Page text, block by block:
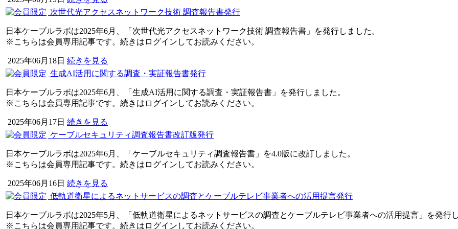
次世代光アクセスネットワーク技術 調査報告書発行
日本ケーブルラボは2025年6月、「次世代光アクセスネットワーク技術 調査報告書」を発行しました。
※こちらは会員専用記事です。続きはログインしてお読みください。
2025年06月18日 続きを見る
生成AI活用に関する調査・実証報告書発行
日本ケーブルラボは2025年6月、「生成AI活用に関する調査・実証報告書」を発行しました。
※こちらは会員専用記事です。続きはログインしてお読みください。
2025年06月17日 続きを見る
ケーブルセキュリティ調査報告書改訂版発行
日本ケーブルラボは2025年6月、「ケーブルセキュリティ調査報告書」を4.0版に改訂しました。
※こちらは会員専用記事です。続きはログインしてお読みください。
2025年06月16日 続きを見る
低軌道衛星によるネットサービスの調査とケーブルテレビ事業者への活用提言発行
日本ケーブルラボは2025年5月、「低軌道衛星によるネットサービスの調査とケーブルテレビ事業者への活用提言」を発行し
※こちらは会員専用記事です。続きはログインしてお読みください。